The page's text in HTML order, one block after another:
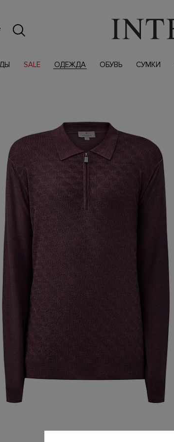
SALE ОДЕЖДА ОБУВЬ СУМКИ